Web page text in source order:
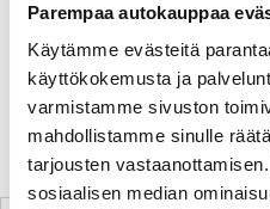
Parempaa autokauppaa
Käytämme evästeitä
käyttökokemusta ja
varmistamme sivuston
mahdollistamme sinulle
tarjousten
sosiaalisen median
vastaavat ajoneuvot.
KATSO VASTAAVANLAISET